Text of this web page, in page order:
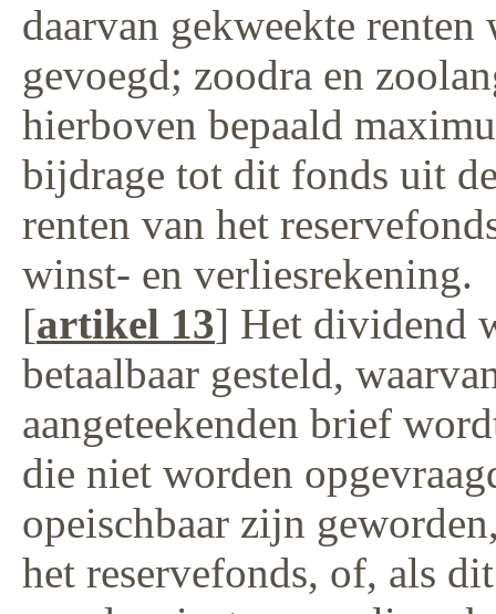
daarvan gekweekte
gevoegd; zoodra en
hierboven bepaald
bijdrage tot dit fonds uit
renten van het
winst- en verliesrekening.
[artikel 13] Het dividend
betaalbaar gesteld,
aangeteekenden brief
die niet worden
opeischbaar zijn
het reservefonds, of, als